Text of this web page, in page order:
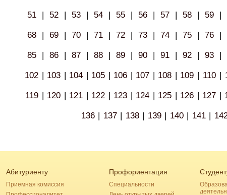
51 | 52 | 53 | 54 | 55 | 56 | 57 | 58 | 59 |
68 | 69 | 70 | 71 | 72 | 73 | 74 | 75 | 76 |
85 | 86 | 87 | 88 | 89 | 90 | 91 | 92 | 93 |
102 | 103 | 104 | 105 | 106 | 107 | 108 | 109 | 110 |
119 | 120 | 121 | 122 | 123 | 124 | 125 | 126 | 127 |
136 | 137 | 138 | 139 | 140 | 141 |
Абитуриенту
Приемная комиссия
Профориентация
Специальности